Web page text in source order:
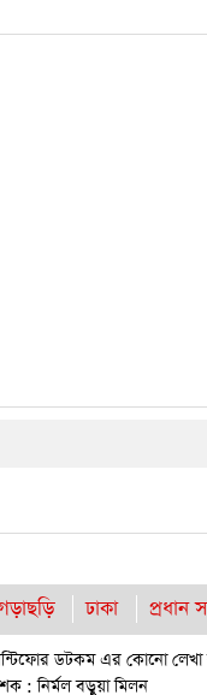
ঢাকা প্রধান
ডটকম এর কোনো
: নির্মল বড়ুয়া মিলন